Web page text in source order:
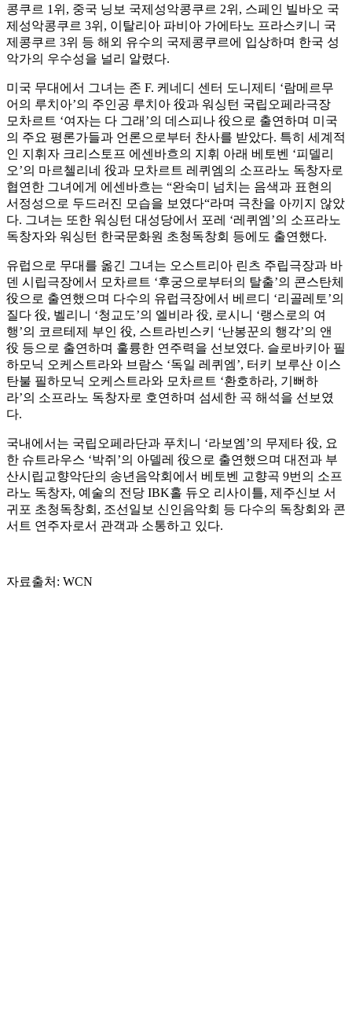
콩쿠르 1위, 중국 닝보 국제성악콩쿠르 2위, 스페인 빌바오 국
제성악콩쿠르 3위, 이탈리아 파비아 가에타노 프라스키니 국
제콩쿠르 3위 등 해외 유수의 국제콩쿠르에 입상하며 한국 성
악가의 우수성을 널리 알렸다.
미국 무대에서 그녀는 존 F. 케네디 센터 도니제티 ‘람메르무
어의 루치아’의 주인공 루치아 役과 워싱턴 국립오페라극장
모차르트 ‘여자는 다 그래’의 데스피나 役으로 출연하며 미국
의 주요 평론가들과 언론으로부터 찬사를 받았다. 특히 세계적
인 지휘자 크리스토프 에센바흐의 지휘 아래 베토벤 ‘피델리
오’의 마르첼리네 役과 모차르트 레퀴엠의 소프라노 독창자로
협연한 그녀에게 에센바흐는 “완숙미 넘치는 음색과 표현의
서정성으로 두드러진 모습을 보였다“라며 극찬을 아끼지 않았
다. 그녀는 또한 워싱턴 대성당에서 포레 ‘레퀴엠’의 소프라노
독창자와 워싱턴 한국문화원 초청독창회 등에도 출연했다.
유럽으로 무대를 옮긴 그녀는 오스트리아 린츠 주립극장과 바
덴 시립극장에서 모차르트 ‘후궁으로부터의 탈출’의 콘스탄체
役으로 출연했으며 다수의 유럽극장에서 베르디 ‘리골레토’의
질다 役, 벨리니 ‘청교도’의 엘비라 役, 로시니 ‘랭스로의 여
행’의 코르테제 부인 役, 스트라빈스키 ‘난봉꾼의 행각’의 앤
役 등으로 출연하며 훌륭한 연주력을 선보였다. 슬로바키아 필
하모닉 오케스트라와 브람스 ‘독일 레퀴엠’, 터키 보루산 이스
탄불 필하모닉 오케스트라와 모차르트 ‘환호하라, 기뻐하
라’의 소프라노 독창자로 호연하며 섬세한 곡 해석을 선보였
다.
국내에서는 국립오페라단과 푸치니 ‘라보엠’의 무제타 役, 요
한 슈트라우스 ‘박쥐’의 아델레 役으로 출연했으며 대전과 부
산시립교향악단의 송년음악회에서 베토벤 교향곡 9번의 소프
라노 독창자, 예술의 전당 IBK홀 듀오 리사이틀, 제주신보 서
귀포 초청독창회, 조선일보 신인음악회 등 다수의 독창회와 콘
서트 연주자로서 관객과 소통하고 있다.
자료출처: WCN